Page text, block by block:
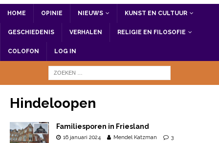
HOME OPINIE NIEUWS KUNST EN CULTUUR
GESCHIEDENIS VERHALEN RELIGIE EN FILOSOFIE
COLOFON LOG IN
Hindeloopen
Familiesporen in Friesland
16 januari 2024 Mendel Katzman 3